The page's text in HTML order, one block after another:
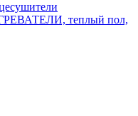
теплый пол,